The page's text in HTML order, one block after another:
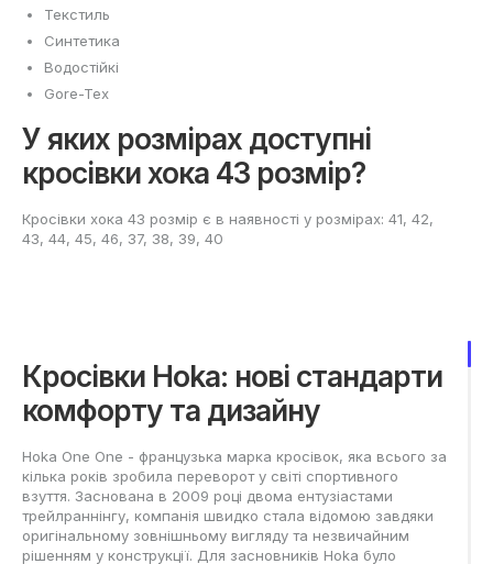
Текстиль
Синтетика
Водостійкі
Gore-Tex
У яких розмірах доступні
кросівки хока 43 розмір?
Кросівки хока 43 розмір є в наявності у розмірах: 41, 42,
43, 44, 45, 46, 37, 38, 39, 40
Кросівки Hoka: нові стандарти
комфорту та дизайну
Hoka One One - французька марка кросівок, яка всього за
кілька років зробила переворот у світі спортивного
взуття. Заснована в 2009 році двома ентузіастами
трейлраннінгу, компанія швидко стала відомою завдяки
оригінальному зовнішньому вигляду та незвичайним
рішенням у конструкції. Для засновників Hoka було